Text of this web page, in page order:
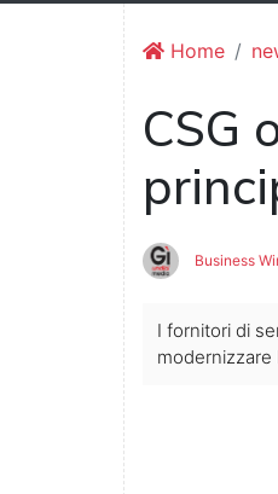
Home
CSG
Business
I fornitori di
modernizzare